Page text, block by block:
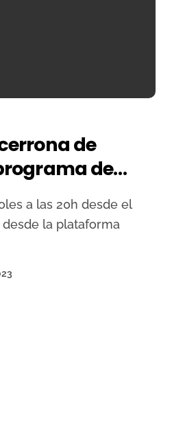
de
de
de la
de Lidia
desde la plataforma